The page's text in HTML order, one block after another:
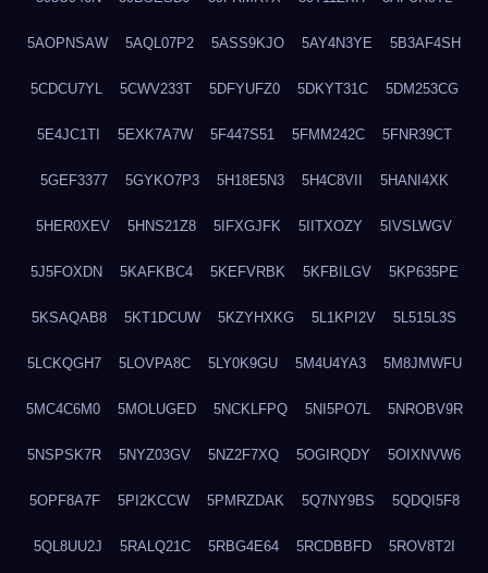
5AOPNSAW 5AQL07P2 5ASS9KJO 5AY4N3YE 5B3AF4SH
5CDCU7YL 5CWV233T 5DFYUFZ0 5DKYT31C 5DM253CG
5E4JC1TI 5EXK7A7W 5F447S51 5FMM242C 5FNR39CT
5GEF3377 5GYKO7P3 5H18E5N3 5H4C8VII 5HANI4XK
5HER0XEV 5HNS21Z8 5IFXGJFK 5IITXOZY 5IVSLWGV
5J5FOXDN 5KAFKBC4 5KEFVRBK 5KFBILGV 5KP635PE
5KSAQAB8 5KT1DCUW 5KZYHXKG 5L1KPI2V 5L515L3S
5LCKQGH7 5LOVPA8C 5LY0K9GU 5M4U4YA3 5M8JMWFU
5MC4C6M0 5MOLUGED 5NCKLFPQ 5NI5PO7L 5NROBV9R
5NSPSK7R 5NYZ03GV 5NZ2F7XQ 5OGIRQDY 5OIXNVW6
5OPF8A7F 5PI2KCCW 5PMRZDAK 5Q7NY9BS 5QDQI5F8
5QL8UU2J 5RALQ21C 5RBG4E64 5RCDBBFD 5ROV8T2I